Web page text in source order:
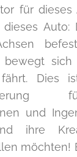
für dieses
dieses Auto:
bewegt
Dies
und
ihre
möchten!